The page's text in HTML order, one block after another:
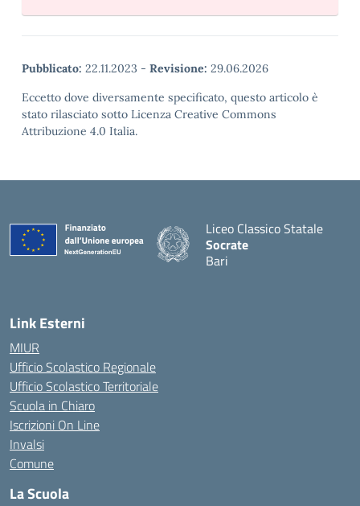
Pubblicato: 22.11.2023 - Revisione: 29.06.2026
Eccetto dove diversamente specificato, questo articolo è
stato rilasciato sotto Licenza Creative Commons
Attribuzione 4.0 Italia.
Liceo Classico Statale
Socrate
Bari
Link Esterni
MIUR
Ufficio Scolastico Regionale
Ufficio Scolastico Territoriale
Scuola in Chiaro
Iscrizioni On Line
Invalsi
Comune
La Scuola